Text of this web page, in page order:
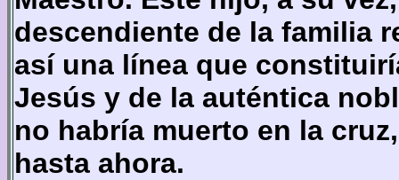
descendiente de la familia
así una línea que
Jesús y de la auténtica
no habría muerto en la
hasta ahora.